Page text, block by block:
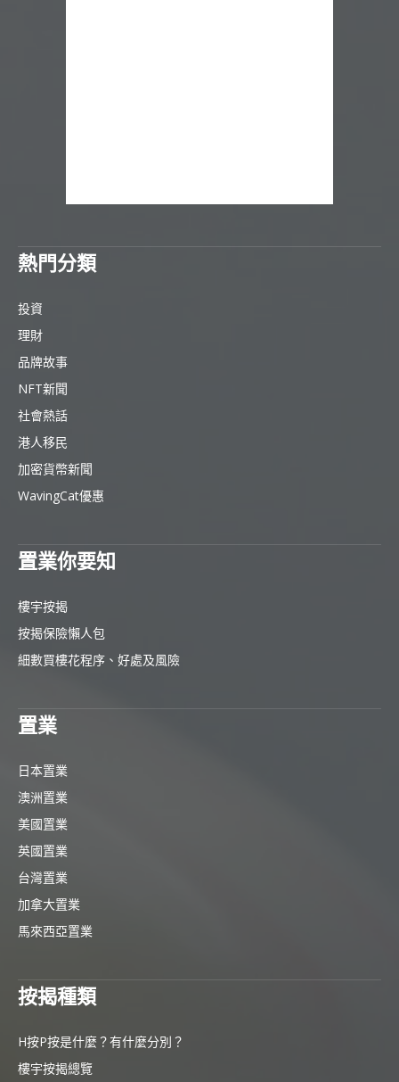
熱門分類
投資
理財
品牌故事
NFT新聞
社會熱話
港人移民
加密貨幣新聞
WavingCat優惠
置業你要知
樓宇按揭
按揭保險懶人包
細數買樓花程序、好處及風險
置業
日本置業
澳洲置業
美國置業
英國置業
台灣置業
加拿大置業
馬來西亞置業
按揭種類
H按P按是什麼？有什麼分別？
樓宇按揭總覽